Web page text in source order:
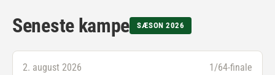
Seneste kampe SÆSON 2026
2. august 2026
1/64-finale